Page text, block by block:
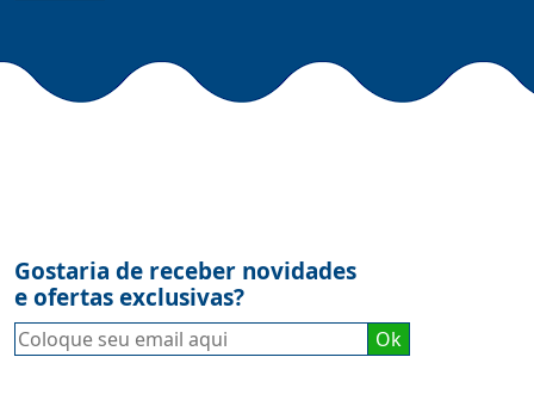
Gostaria de receber novidades
e ofertas exclusivas?